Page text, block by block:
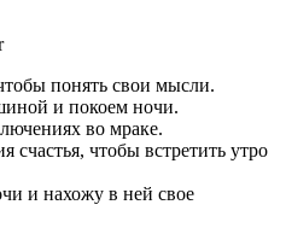
понять свои мысли.
и покоем ночи.
во мраке.
чтобы встретить утро
и нахожу в ней свое